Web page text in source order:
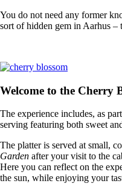
You do not need any former
sort of hidden gem in Aarhus –
Welcome to the Cherry
The experience includes, as
serving featuring both sweet
The platter is served at small,
Garden after your visit to the
Here you can reflect on the
the sun, while enjoying your